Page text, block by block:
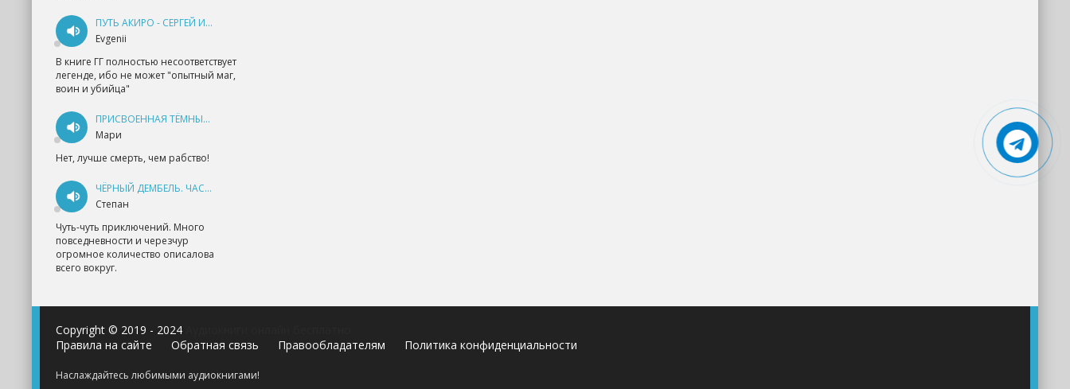
ПУТЬ АКИРО - СЕРГЕЙ ИЗМАЙЛОВ
Evgenii
В книге ГГ полностью несоответствует
легенде, ибо не может "опытный маг,
воин и убийца"
ПРИСВОЕННАЯ ТЁМНЫМ. ПРОКЛЯТАЯ ЛЮБОВЬ - АННА ГЕРР
Мари
Нет, лучше смерть, чем рабство!
ЧЁРНЫЙ ДЕМБЕЛЬ. ЧАСТЬ 1 - АНДРЕЙ ФЕДИН
Степан
Чуть-чуть приключений. Много
повседневности и черезчур
огромное количество описалова
всего вокруг.
Copyright © 2019 - 2024
Правила на сайте
Обратная связь Правообладателям Политика конфиденциальности
Наслаждайтесь любимыми аудиокнигами!